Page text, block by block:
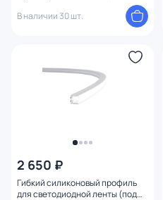
В наличии 30 шт.
2 650 ₽
Гибкий силиконовый профиль
для светодиодной ленты (под